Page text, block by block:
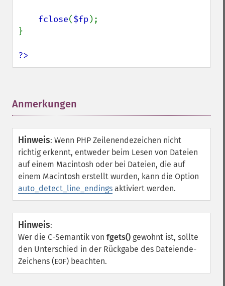
fclose($fp );
}
?>
Anmerkungen
Hinweis: Wenn PHP Zeilenendezeichen nicht
richtig erkennt, entweder beim Lesen von Dateien
auf einem Macintosh oder bei Dateien, die auf
einem Macintosh erstellt wurden, kann die Option
auto_detect_line_endings aktiviert werden.
Hinweis:
Wer die C-Semantik von fgets() gewohnt ist, sollte
den Unterschied in der Rückgabe des Dateiende-
Zeichens (EOF) beachten.